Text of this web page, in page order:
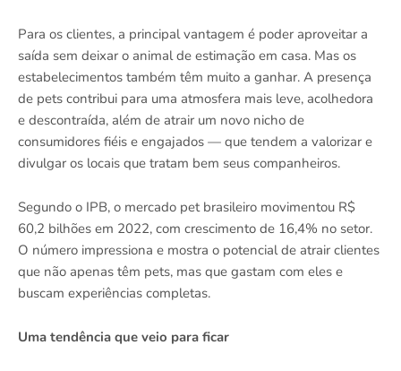
Para os clientes, a principal vantagem é poder aproveitar a
saída sem deixar o animal de estimação em casa. Mas os
estabelecimentos também têm muito a ganhar. A presença
de pets contribui para uma atmosfera mais leve, acolhedora
e descontraída, além de atrair um novo nicho de
consumidores fiéis e engajados — que tendem a valorizar e
divulgar os locais que tratam bem seus companheiros.
Segundo o IPB, o mercado pet brasileiro movimentou R$
60,2 bilhões em 2022, com crescimento de 16,4% no setor.
O número impressiona e mostra o potencial de atrair clientes
que não apenas têm pets, mas que gastam com eles e
buscam experiências completas.
Uma tendência que veio para ficar